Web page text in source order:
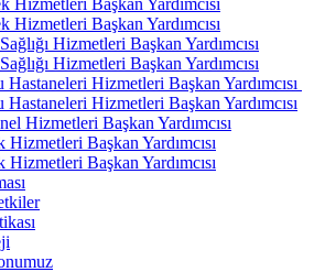
Hizmetleri Başkan Yardımcısı
Hizmetleri Başkan Yardımcısı
Hizmetleri Başkan Yardımcısı
Hastaneleri Hizmetleri Başkan Yardımcısı
Hastaneleri Hizmetleri Başkan Yardımcısı
Hizmetleri Başkan Yardımcısı
Hizmetleri Başkan Yardımcısı
Hizmetleri Başkan Yardımcısı